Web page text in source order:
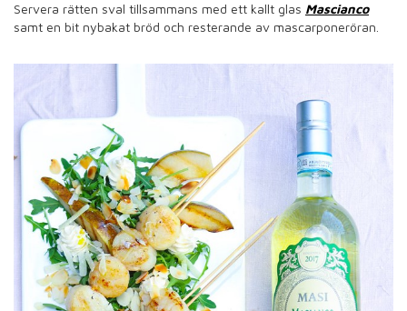
Servera rätten sval tillsammans med ett kallt glas Mascianco
samt en bit nybakat bröd och resterande av mascarponeröran.